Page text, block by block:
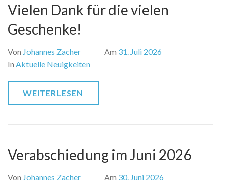
Vielen Dank für die vielen
Geschenke!
Von Johannes Zacher Am 31. Juli 2026
In Aktuelle Neuigkeiten
WEITERLESEN
Verabschiedung im Juni 2026
Von Johannes Zacher Am 30. Juni 2026